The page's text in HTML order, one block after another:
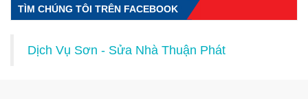
TÌM CHÚNG TÔI TRÊN FACEBOOK
Dịch Vụ Sơn - Sửa Nhà Thuận Phát